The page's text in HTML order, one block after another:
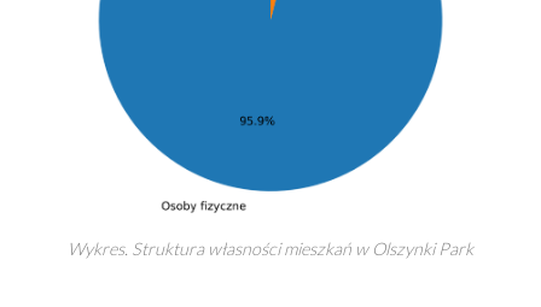
Wykres. Struktura własności mieszkań w Olszynki Park